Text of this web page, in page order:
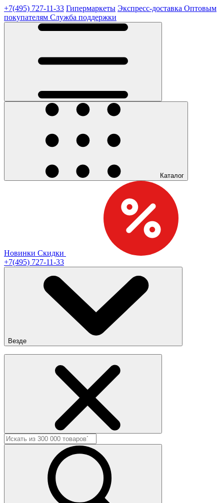
+7(495) 727-11-33 Гипермаркеты Экспресс-доставка Оптовым
покупателям Служба поддержки
Каталог
Новинки Скидки
+7(495) 727-11-33
Везде